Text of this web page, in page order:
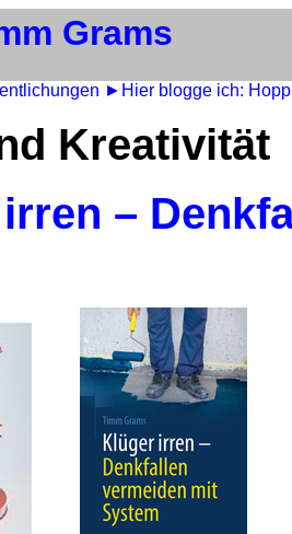
Grams
►Hier blogge ich:
Kreativität
–